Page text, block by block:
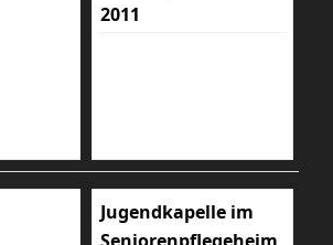
2011
Jugendkapelle im